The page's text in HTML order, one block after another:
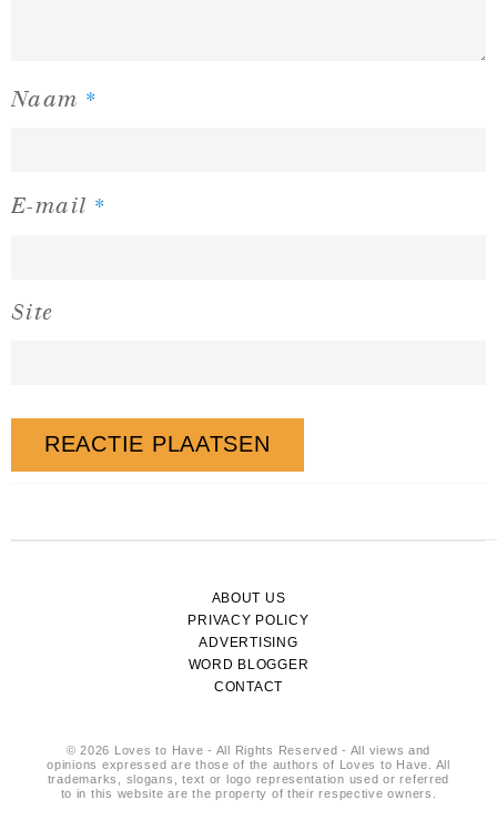
Naam *
E-mail *
Site
ABOUT US
PRIVACY POLICY
ADVERTISING
WORD BLOGGER
CONTACT
© 2026 Loves to Have - All Rights Reserved - All views and
opinions expressed are those of the authors of Loves to Have. All
trademarks, slogans, text or logo representation used or referred
to in this website are the property of their respective owners.